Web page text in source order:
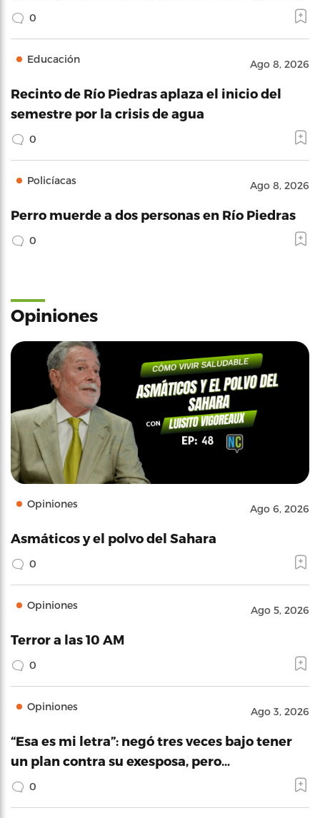
0
Educación Ago 8, 2026
Recinto de Río Piedras aplaza el inicio del
semestre por la crisis de agua
0
Policíacas Ago 8, 2026
Perro muerde a dos personas en Río Piedras
0
Opiniones
Opiniones Ago 6, 2026
Asmáticos y el polvo del Sahara
0
Opiniones Ago 5, 2026
Terror a las 10 AM
0
Opiniones Ago 3, 2026
“Esa es mi letra”: negó tres veces bajo tener
un plan contra su exesposa, pero…
0